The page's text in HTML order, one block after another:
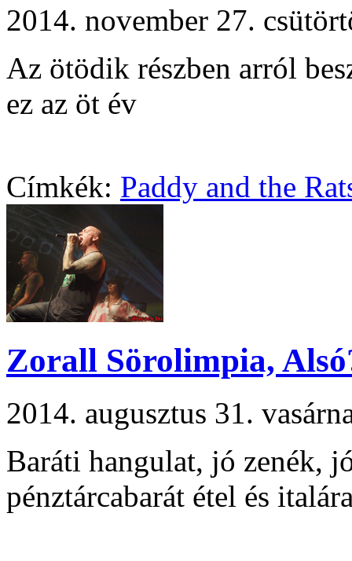
2014. november 27.
Az ötödik részben arról
ez az öt év
Címkék: Paddy and the
Zorall Sörolimpia,
2014. augusztus 31.
Baráti hangulat, jó zenék,
pénztárcabarát étel és